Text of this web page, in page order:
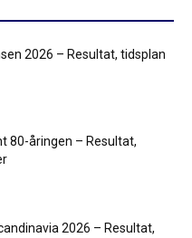
2026 – Resultat, tidsplan
80-åringen – Resultat,
2026 – Resultat,